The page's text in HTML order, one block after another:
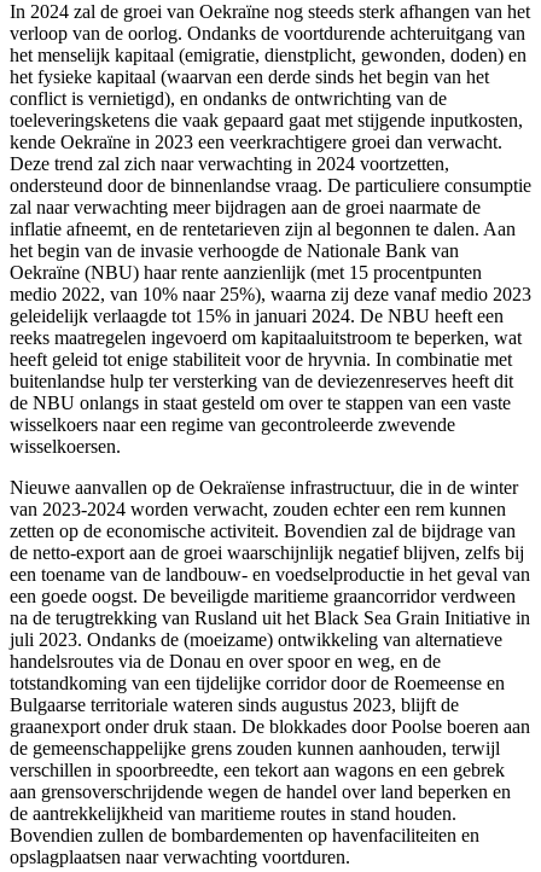
In 2024 zal de groei van Oekraïne nog steeds sterk afhangen van het
verloop van de oorlog. Ondanks de voortdurende achteruitgang van
het menselijk kapitaal (emigratie, dienstplicht, gewonden, doden) en
het fysieke kapitaal (waarvan een derde sinds het begin van het
conflict is vernietigd), en ondanks de ontwrichting van de
toeleveringsketens die vaak gepaard gaat met stijgende inputkosten,
kende Oekraïne in 2023 een veerkrachtigere groei dan verwacht.
Deze trend zal zich naar verwachting in 2024 voortzetten,
ondersteund door de binnenlandse vraag. De particuliere consumptie
zal naar verwachting meer bijdragen aan de groei naarmate de
inflatie afneemt, en de rentetarieven zijn al begonnen te dalen. Aan
het begin van de invasie verhoogde de Nationale Bank van
Oekraïne (NBU) haar rente aanzienlijk (met 15 procentpunten
medio 2022, van 10% naar 25%), waarna zij deze vanaf medio 2023
geleidelijk verlaagde tot 15% in januari 2024. De NBU heeft een
reeks maatregelen ingevoerd om kapitaaluitstroom te beperken, wat
heeft geleid tot enige stabiliteit voor de hryvnia. In combinatie met
buitenlandse hulp ter versterking van de deviezenreserves heeft dit
de NBU onlangs in staat gesteld om over te stappen van een vaste
wisselkoers naar een regime van gecontroleerde zwevende
wisselkoersen.
Nieuwe aanvallen op de Oekraïense infrastructuur, die in de winter
van 2023-2024 worden verwacht, zouden echter een rem kunnen
zetten op de economische activiteit. Bovendien zal de bijdrage van
de netto-export aan de groei waarschijnlijk negatief blijven, zelfs bij
een toename van de landbouw- en voedselproductie in het geval van
een goede oogst. De beveiligde maritieme graancorridor verdween
na de terugtrekking van Rusland uit het Black Sea Grain Initiative in
juli 2023. Ondanks de (moeizame) ontwikkeling van alternatieve
handelsroutes via de Donau en over spoor en weg, en de
totstandkoming van een tijdelijke corridor door de Roemeense en
Bulgaarse territoriale wateren sinds augustus 2023, blijft de
graanexport onder druk staan. De blokkades door Poolse boeren aan
de gemeenschappelijke grens zouden kunnen aanhouden, terwijl
verschillen in spoorbreedte, een tekort aan wagons en een gebrek
aan grensoverschrijdende wegen de handel over land beperken en
de aantrekkelijkheid van maritieme routes in stand houden.
Bovendien zullen de bombardementen op havenfaciliteiten en
opslagplaatsen naar verwachting voortduren.